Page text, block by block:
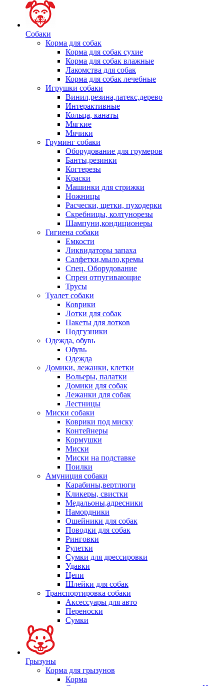
Собаки
Корма для собак
Корма для собак сухие
Корма для собак влажные
Лакомства для собак
Корма для собак лечебные
Игрушки собаки
Винил,резина,латекс,дерево
Интерактивные
Кольца, канаты
Мягкие
Мячики
Груминг собаки
Оборудование для грумеров
Банты,резинки
Когтерезы
Краски
Машинки для стрижки
Ножницы
Расчески, щетки, пуходерки
Скребницы, колтунорезы
Шампуни,кондиционеры
Гигиена собаки
Емкости
Ликвидаторы запаха
Салфетки,мыло,кремы
Спец. Оборудование
Спреи отпугивающие
Трусы
Туалет собаки
Коврики
Лотки для собак
Пакеты для лотков
Подгузники
Одежда, обувь
Обувь
Одежда
Домики, лежанки, клетки
Вольеры, палатки
Домики для собак
Лежанки для собак
Лестницы
Миски собаки
Коврики под миску
Контейнеры
Кормушки
Миски
Миски на подставке
Поилки
Амуниция собаки
Карабины,вертлюги
Кликеры, свистки
Медальоны,адресники
Намордники
Ошейники для собак
Поводки для собак
Ринговки
Рулетки
Сумки для дрессировки
Удавки
Цепи
Шлейки для собак
Транспортировка собаки
Аксессуары для авто
Переноски
Сумки
Грызуны
Корма для грызунов
Корма